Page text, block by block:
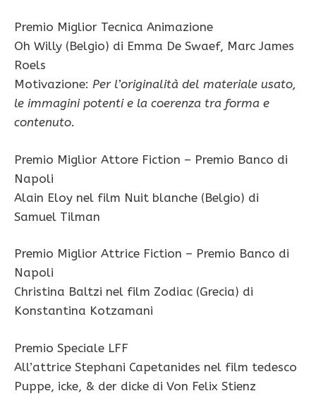
Premio Miglior Tecnica Animazione
Oh Willy (Belgio) di Emma De Swaef, Marc James
Roels
Motivazione: Per l’originalità del materiale usato,
le immagini potenti e la coerenza tra forma e
contenuto.
Premio Miglior Attore Fiction – Premio Banco di
Napoli
Alain Eloy nel film Nuit blanche (Belgio) di
Samuel Tilman
Premio Miglior Attrice Fiction – Premio Banco di
Napoli
Christina Baltzi nel film Zodiac (Grecia) di
Konstantina Kotzamani
Premio Speciale LFF
All’attrice Stephani Capetanides nel film tedesco
Puppe, icke, & der dicke di Von Felix Stienz